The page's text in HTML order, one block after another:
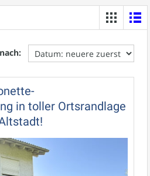
in toller Ortsrandlage